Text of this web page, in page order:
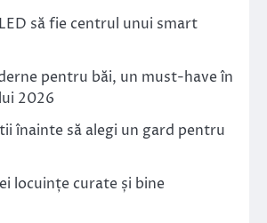
să fie centrul unui smart
pentru băi, un must-have în
2026
înainte să alegi un gard pentru
locuințe curate și bine